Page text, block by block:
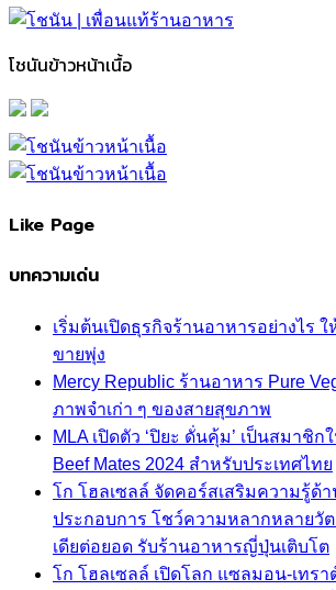
โชนันข้าวหน้าเนื้อ
Like Page
บทความเด่น
เริ่มต้นเปิดธุรกิจร้านอาหารอย่างไร
ขายพุ่ง
Mercy Republic ร้านอาหาร Pure
ภาพจำเก่า ๆ ของสายสุขภาพ
MLA เปิดตัว ‘ปิยะ ดั่นคุ้ม’ เป็นสมาชิก
Beef Mates 2024 สำหรับประเทศไทย
โก โฮลเซลล์ จัดคอร์สเสริมความรู้ด้
ประกอบการ โชว์ความหลากหลายวั
เดียต่อยอด รับร้านอาหารญี่ปุ่นเติบโต
โก โฮลเซลล์ เปิดโลก แซลมอน-เทร